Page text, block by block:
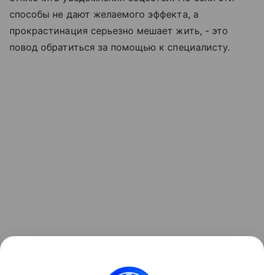
способы не дают желаемого эффекта, а
прокрастинация серьезно мешает жить, - это
повод обратиться за помощью к специалисту.